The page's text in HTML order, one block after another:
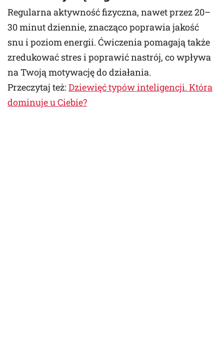
Regularna aktywność fizyczna, nawet przez 20–
30 minut dziennie, znacząco poprawia jakość
snu i poziom energii. Ćwiczenia pomagają także
zredukować stres i poprawić nastrój, co wpływa
na Twoją motywację do działania.
Przeczytaj też: Dziewięć typów inteligencji. Która
dominuje u Ciebie?